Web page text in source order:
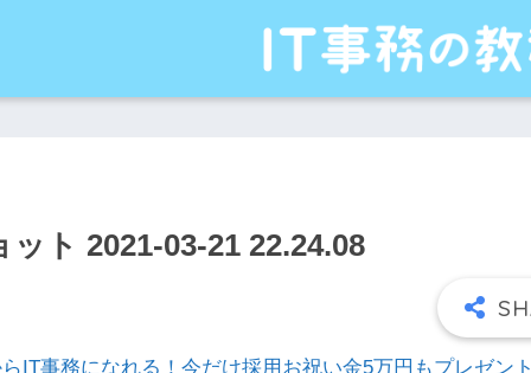
ト 2021-03-21 22.24.08
IT事務になれる！今だけ採用お祝い金5万円もプレゼント